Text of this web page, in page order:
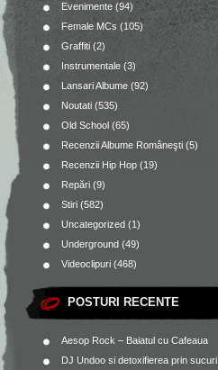
Evenimente (94)
Female MCs (105)
Graffiti (2)
Instrumentale (3)
Lansari Albume (92)
Noutati (535)
Old School (65)
Recenzii Albume Româneşti (5)
Recenzii Hip Hop (19)
Repări (9)
Stiri (582)
Uncategorized (1)
Underground (49)
Videoclipuri (468)
POSTURI RECENTE
Aesop Rock – Baiatul cu Cafeaua
DJ Undoo si detoxifierea prin sucuri